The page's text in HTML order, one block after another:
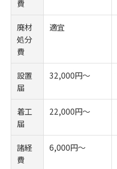
費
廃材
処分
費
適宜
設置
届
32,000円～
着工
届
22,000円～
諸経
費
6,000円～